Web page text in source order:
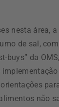
nesta área,
de sal,
buys” da
não